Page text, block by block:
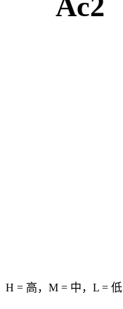
H = 高，M = 中，L = 低